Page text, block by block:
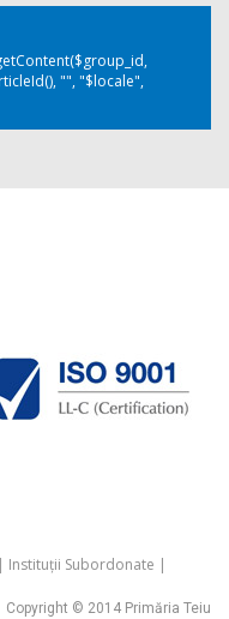
"", "$locale",
| Instituții Subordonate |
Copyright © 2014 Primăria Teiu